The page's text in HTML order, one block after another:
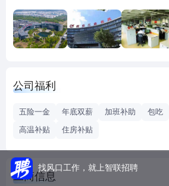
公司致力于成为航空为本、创新为先、
的创新型科技企业，公司是国家高新技
技术中心、江苏省工程技术中心，设有
企业等荣誉，涌现出全国“五一”奖章、
公司位于苏州市高新区建林路379号，
人，其中研究员级高级工程师、高级工
国务院及省部级政府津贴专家30余人。
公司热忱欢迎广大优秀人才，我们将为
公司福利
五险一金 年底双薪 加班补助 包吃
高温补贴
住房补贴
工商信息
找风口工作，就上智联招聘